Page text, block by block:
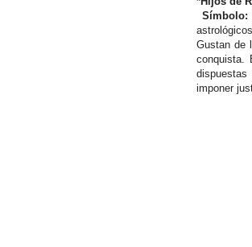
Gustan de
conquista.
imponer